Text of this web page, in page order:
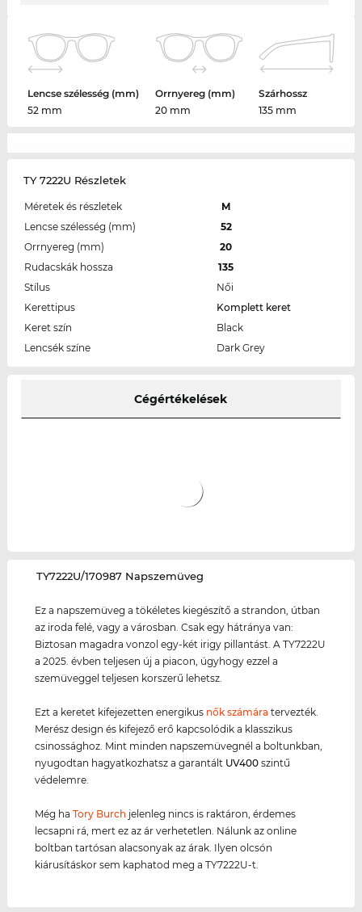
Lencse szélesség (mm)
52 mm
Orrnyereg (mm)
20 mm
Szárhossz
135 mm
TY 7222U Részletek
Méretek és részletek
M
Lencse szélesség (mm)
52
Orrnyereg (mm)
20
Rudacskák hossza
135
Stílus
Női
Kerettipus
Komplett keret
Keret szín
Black
Lencsék színe
Dark Grey
Cégértékelések
‌TY7222U/170987 Napszemüveg
Ez a napszemüveg a tökéletes kiegészítő a strandon, útban
az iroda felé, vagy a városban. Csak egy hátránya van:
Biztosan magadra vonzol egy-két irigy pillantást. A TY7222U
a 2025. évben teljesen új a piacon, úgyhogy ezzel a
szemüveggel teljesen korszerű lehetsz.
Ezt a keretet kifejezetten energikus nők számára tervezték.
Merész design és kifejező erő kapcsolódik a klasszikus
csinossághoz. Mint minden napszemüvegnél a boltunkban,
nyugodtan hagyatkozhatsz a garantált UV400 szintű
védelemre.
Még haTory Burch jelenleg nincs is raktáron, érdemes
lecsapni rá, mert ez az ár verhetetlen. Nálunk az online
boltban tartósan alacsonyak az árak. Ilyen olcsón
kiárusításkor sem kaphatod meg a TY7222U-t.